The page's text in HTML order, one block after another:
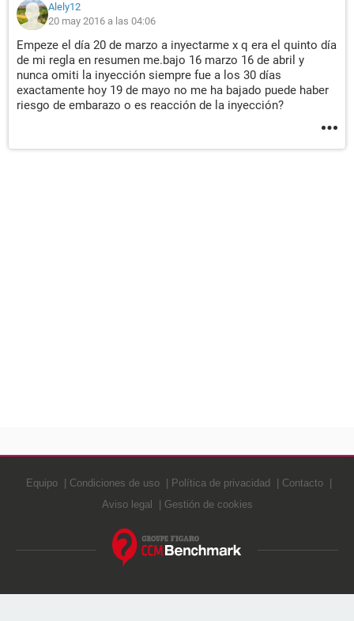
Alely12
20 may 2016 a las 04:06
Empeze el día 20 de marzo a inyectarme x q era el quinto día
de mi regla en resumen me.bajo 16 marzo 16 de abril y
nunca omiti la inyección siempre fue a los 30 días
exactamente hoy 19 de mayo no me ha bajado puede haber
riesgo de embarazo o es reacción de la inyección?
Equipo Condiciones de uso Política de privacidad
Contacto
Aviso legal
Gestión de cookies